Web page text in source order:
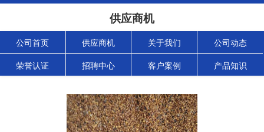
供应商机
公司首页 供应商机 关于我们 公司动态
荣誉认证 招聘中心 客户案例 产品知识